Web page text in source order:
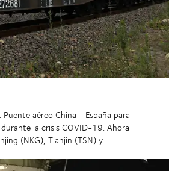
aéreo China - España para
la crisis COVID-19. Ahora
(NKG), Tianjin (TSN) y